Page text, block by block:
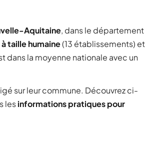
Aquitaine, dans le département
à taille humaine(13 établissements) et
dans la moyenne nationale avec un
sur leur commune. Découvrez ci-
lesinformations pratiques pour